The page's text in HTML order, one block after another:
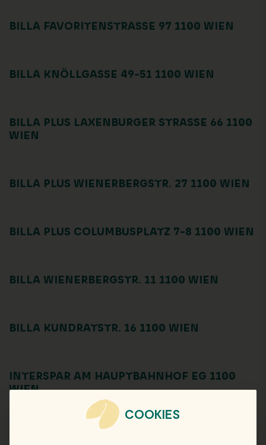
BILLA FAVORITENSTRASSE 97 1100 WIEN
BILLA KNÖLLGASSE 49-51 1100 WIEN
BILLA PLUS LAXENBURGER STRASSE 66 1100 W
IEN
BILLA PLUS WIENERBERGSTR. 27 1100 WIEN
BILLA PLUS COLUMBUSPLATZ 7-8 1100 WIEN
BILLA WIENERBERGSTR. 11 1100 WIEN
BILLA KUNDRATSTR. 16 1100 WIEN
INTERSPAR AM HAUPTBAHNHOF EG 1100
WIEN
COOKIES